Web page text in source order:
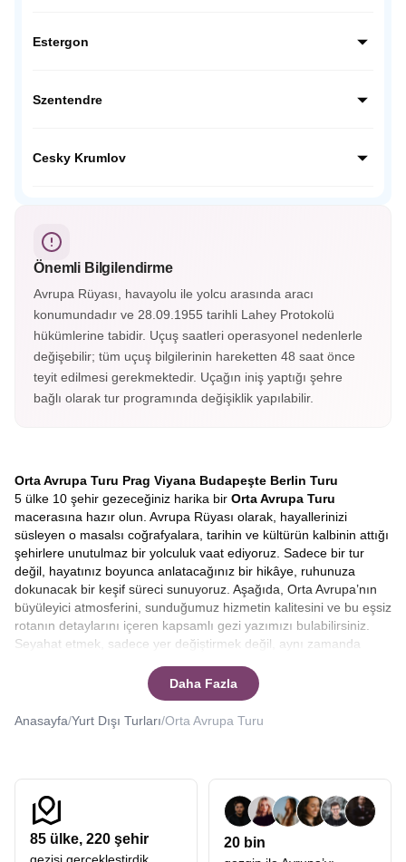
güzel örneklerini, tarihi meydanları ve görkemli yapıları
Estergon
büyük ve görkemli bazilikasını ziyaret ediyor; Osmanlı ve
Szentendre
sokaklarıyla ünlü Szentendre’de, Tuna Nehri kıyısında
Cesky Krumlov
sokakları arasında zamanda yolculuğa çıkıyoruz; UNESCO
Dünya Mirası listesindeki bu eşsiz kasabada kartpostallık
manzaralar bizi bekliyor.
Önemli Bilgilendirme
Avrupa Rüyası, havayolu ile yolcu arasında aracı
konumundadır ve 28.09.1955 tarihli Lahey Protokolü
hükümlerine tabidir. Uçuş saatleri operasyonel nedenlerle
değişebilir; tüm uçuş bilgilerinin hareketten 48 saat önce
teyit edilmesi gerekmektedir. Uçağın iniş yaptığı şehre
bağlı olarak tur programında değişiklik yapılabilir.
Orta Avrupa Turu Prag Viyana Budapeşte Berlin Turu
5 ülke 10 şehir gezeceğiniz harika bir Orta Avrupa Turu
macerasına hazır olun. Avrupa Rüyası olarak, hayallerinizi
süsleyen o masalsı coğrafyalara, tarihin ve kültürün kalbinin attığı
şehirlere unutulmaz bir yolculuk vaat ediyoruz. Sadece bir tur
değil, hayatınız boyunca anlatacağınız bir hikâye, ruhunuza
dokunacak bir keşif süreci sunuyoruz. Aşağıda, Orta Avrupa’nın
büyüleyici atmosferini, sunduğumuz hizmetin kalitesini ve bu eşsiz
rotanın detaylarını içeren kapsamlı gezi yazımızı bulabilirsiniz.
Seyahat etmek, sadece yer değiştirmek değil, aynı zamanda
boyunca imparatorluklara ev sahipliği yapmış, sanatın, müziğin ve
mimarinin zirveye ulaştığı Orta Avrupa ise, bu yolculuk bir rüyaya
dönüşür. Arnavut kaldırımlı sokakların, gotik kulelerin, tuna
ülkede, başka bir kültürün kucağında uyanmanın heyecanını
hissedeceksiniz.
Orta Avrupa, kıtanın kültürel mirasının en yoğun hissedildiği, her
Daha Fazla
Anasayfa/Yurt Dışı Turları/Orta Avrupa Turu
85 ülke, 220 şehir 20 bin